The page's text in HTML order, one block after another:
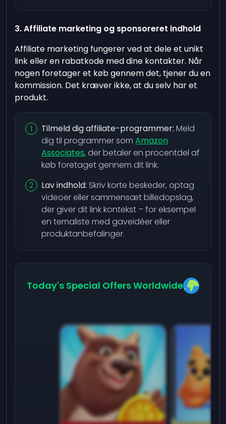
3. Affiliate marketing og sponsoreret indhold
Affiliate marketing fungerer ved at dele et unikt
link eller en rabatkode med dine kontakter. Når
nogen foretager et køb gennem det, tjener du en
kommission. Det kræver ikke, at du selv har et
produkt.
Tilmeld dig affiliate-programmer: Meld
dig til programmer somAmazon
Associates, der betaler en procentdel af
køb foretaget gennem dit link.
Lav indhold: Skriv korte beskeder, optag
videoer eller sammensæt billedopslag,
der giver dit link kontekst – for eksempel
en temaliste med gaveidéer eller
produktanbefalinger.
Today's Special Offers Worldwide